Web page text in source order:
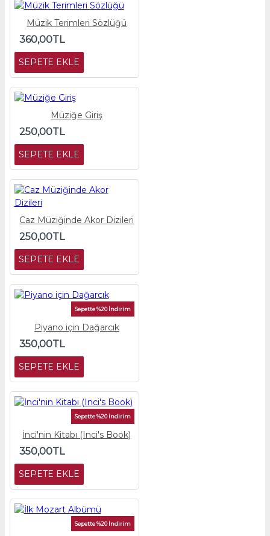
Müzik Terimleri Sözlüğü
360,00TL
SEPETE EKLE
Müziğe Giriş
250,00TL
SEPETE EKLE
Caz Müziğinde Akor Dizileri
250,00TL
SEPETE EKLE
Sepette %20 İndirim
Piyano için Dağarcık
350,00TL
SEPETE EKLE
Sepette %20 İndirim
İnci'nin Kitabı (Inci's Book)
350,00TL
SEPETE EKLE
Sepette %20 İndirim